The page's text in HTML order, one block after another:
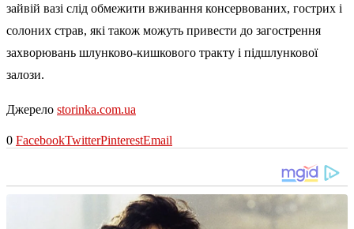
зайвій вазі слід обмежити вживання консервованих, гострих і
солоних страв, які також можуть привести до загострення
захворювань шлунково-кишкового тракту і підшлункової
залози.
Джерело storinka.com.ua
0 FacebookTwitterPinterestEmail